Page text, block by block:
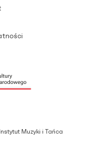
Muzyki i Tańca